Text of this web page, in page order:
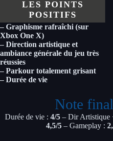
LES POINTS
POSITIFS
– Graphisme rafraîchi (sur
Xbox One X)
– Direction artistique et
ambiance générale du jeu très
réussies
– Parkour totalement grisant
– Durée de vie
Note
Durée de vie : 4/5 – Dir Artistique
4,5/5 – Gameplay :